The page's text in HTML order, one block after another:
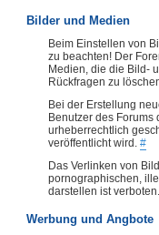
Bilder und Medien
Beim Einstellen von
zu beachten! Der
Medien, die die Bild-
Rückfragen zu
Bei der Erstellung
Benutzer des Forums
urheberrechtlich
veröffentlicht wird. #
Das Verlinken von
pornographischen,
darstellen ist verboten.
Werbung und Angbote